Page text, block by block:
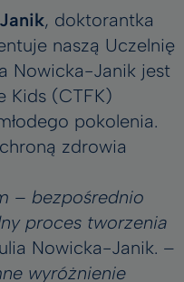
, doktorantka
naszą Uczelnię
Nowicka-Janik jest
Kids (CTFK)
pokolenia.
zdrowia
– bezpośrednio
proces tworzenia
Nowicka-Janik. –
wyróżnienie